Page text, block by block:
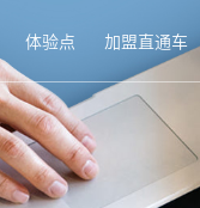
体验点 加盟直通车